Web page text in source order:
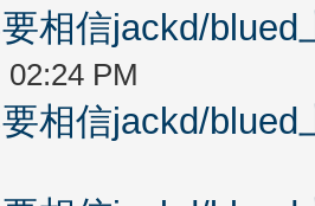
相信jackd/
PM
相信jackd/